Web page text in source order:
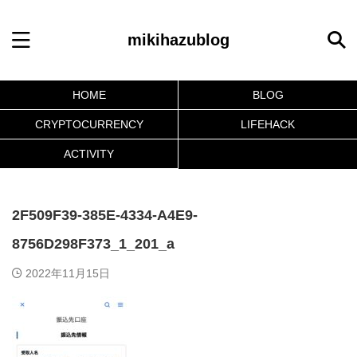
mikihazublog
HOME BLOG
CRYPTOCURRENCY LIFEHACK
ACTIVITY
2F509F39-385E-4334-A4E9-
8756D298F373_1_201_a
2022年11月15日